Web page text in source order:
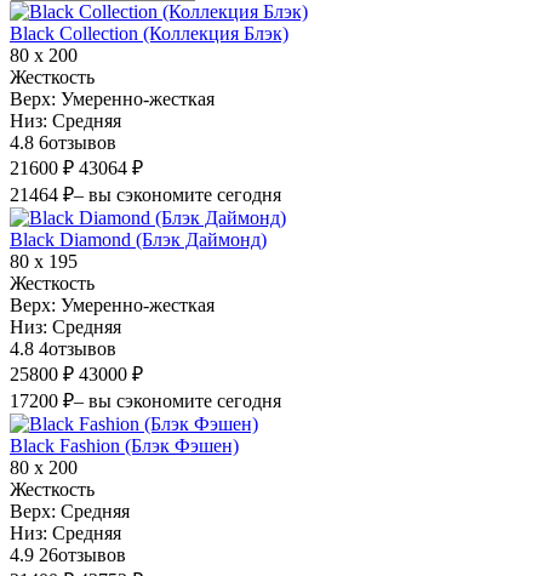
Black Collection (Коллекция Блэк)
80 х 200
Жесткость
Верх: Умеренно-жесткая
Низ: Средняя
4.8 6отзывов
21600 ₽ 43064 ₽
21464 ₽– вы сэкономите сегодня
Black Diamond (Блэк Даймонд)
80 х 195
Жесткость
Верх: Умеренно-жесткая
Низ: Средняя
4.8 4отзывов
25800 ₽ 43000 ₽
17200 ₽– вы сэкономите сегодня
Black Fashion (Блэк Фэшен)
80 х 200
Жесткость
Верх: Средняя
Низ: Средняя
4.9 26отзывов